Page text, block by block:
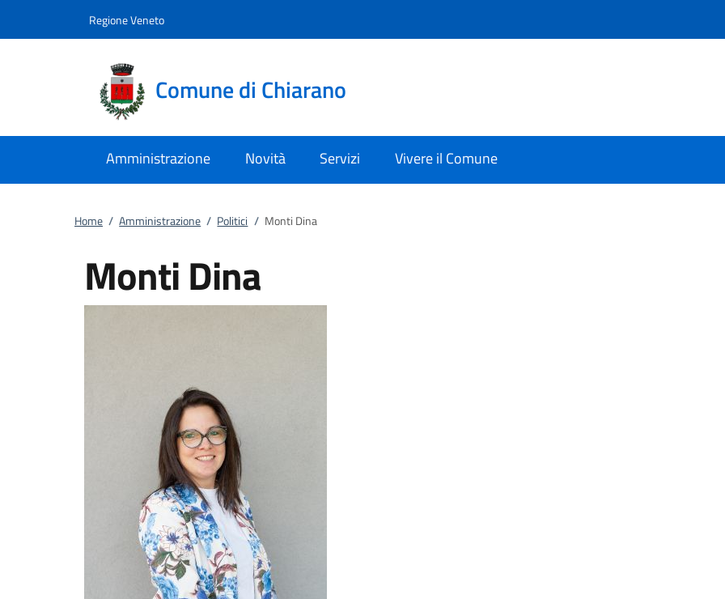
Regione Veneto
Comune di Chiarano
Amministrazione Novità Servizi Vivere il Comune
Home / Amministrazione / Politici / Monti Dina
Monti Dina